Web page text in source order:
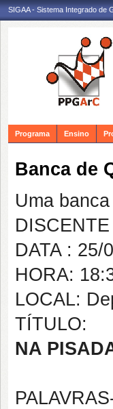
SIGAA - Sistema Integrado de
Programa Ensino
Banca de
Uma
DATA : 25/
HORA:
LOCAL:
TÍTULO:
NA